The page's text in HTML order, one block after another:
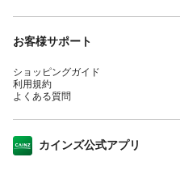
お客様サポート
ショッピングガイド
利用規約
よくある質問
カインズ公式アプリ